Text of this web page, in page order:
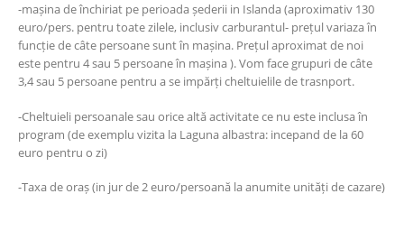
-mașina de închiriat pe perioada șederii in Islanda (aproximativ 130
euro/pers. pentru toate zilele, inclusiv carburantul- prețul variaza în
funcție de câte persoane sunt în mașina. Prețul aproximat de noi
este pentru 4 sau 5 persoane în mașina ). Vom face grupuri de câte
3,4 sau 5 persoane pentru a se impărți cheltuielile de trasnport.
-Cheltuieli persoanale sau orice altă activitate ce nu este inclusa în
program (de exemplu vizita la Laguna albastra: incepand de la 60
euro pentru o zi)
-Taxa de oraș (in jur de 2 euro/persoană la anumite unități de cazare)